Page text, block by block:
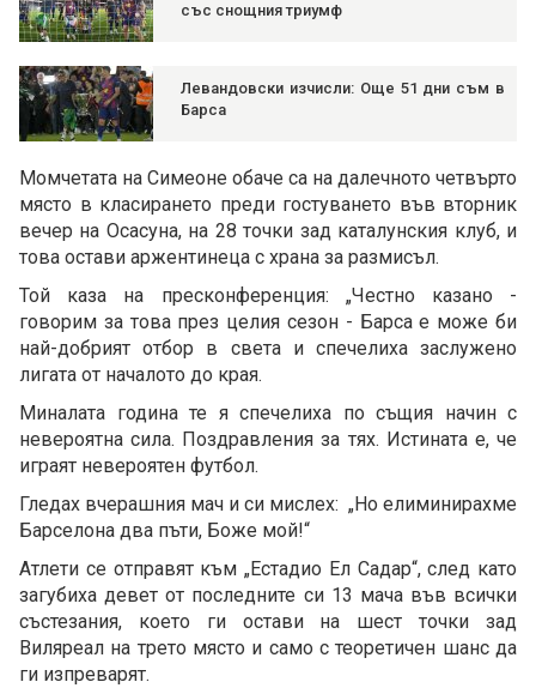
със снощния триумф
Левандовски изчисли: Още 51 дни съм в
Барса
Момчетата на Симеоне обаче са на далечното четвърто
място в класирането преди гостуването във вторник
вечер на Осасуна, на 28 точки зад каталунския клуб, и
това остави аржентинеца с храна за размисъл.
Той каза на пресконференция: „Честно казано -
говорим за това през целия сезон - Барса е може би
най-добрият отбор в света и спечелиха заслужено
лигата от началото до края.
Миналата година те я спечелиха по същия начин с
невероятна сила. Поздравления за тях. Истината е, че
играят невероятен футбол.
Гледах вчерашния мач и си мислех: „Но елиминирахме
Барселона два пъти, Боже мой!“
Атлети се отправят към „Естадио Ел Садар“, след като
загубиха девет от последните си 13 мача във всички
състезания, което ги остави на шест точки зад
Виляреал на трето място и само с теоретичен шанс да
ги изпреварят.